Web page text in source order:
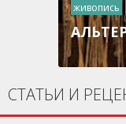
живопись
СТАТЬИ И